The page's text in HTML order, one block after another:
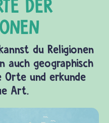
du Religionen
auch geographisch
Orte und erkunde
Art.